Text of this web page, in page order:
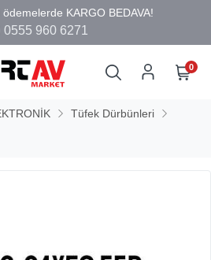
0555 960 6271
0
Tüfek Dürbünleri